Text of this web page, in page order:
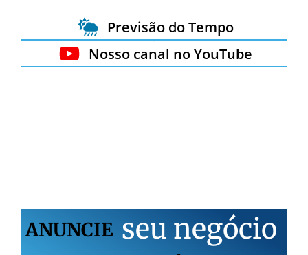
Previsão do Tempo
Nosso canal no YouTube
ANUNCIE seu negócio